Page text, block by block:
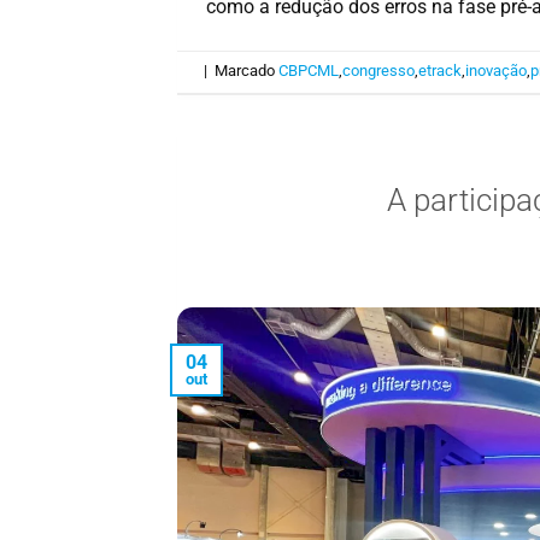
como a redução dos erros na fase
| MarcadoCBPCML,congresso,etrack,inovação,
A
04
out